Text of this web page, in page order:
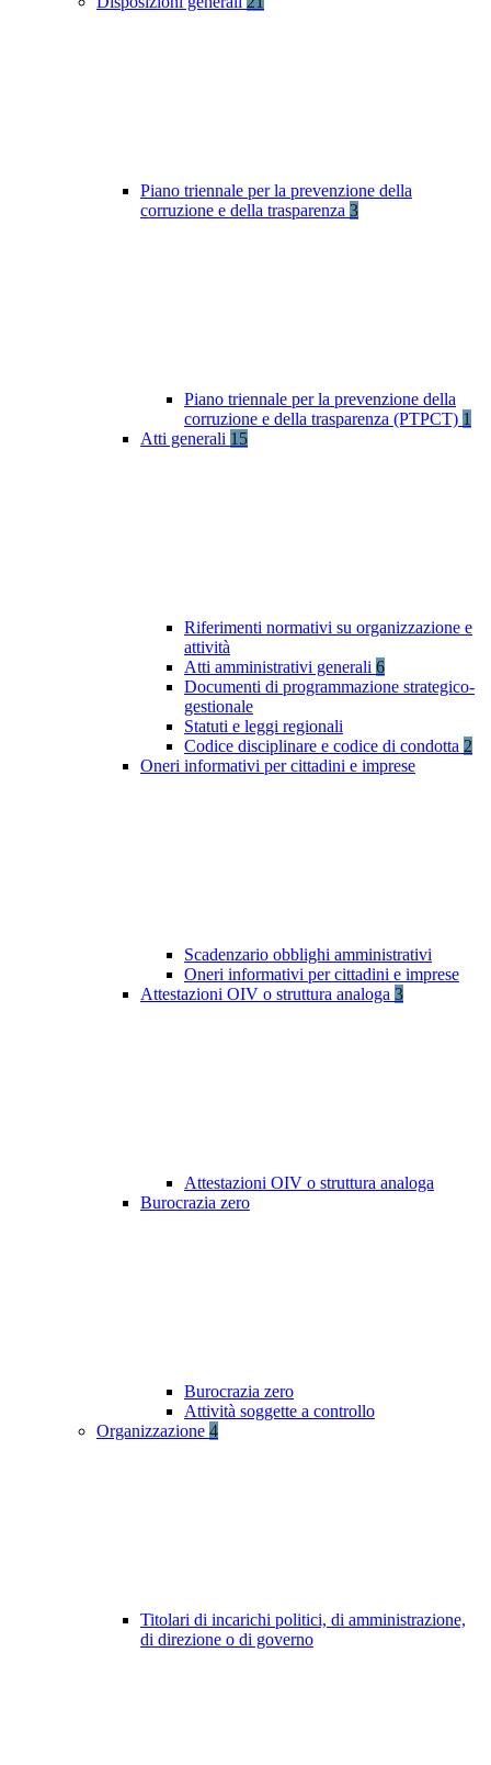
Piano triennale per la prevenzione della
corruzione e della trasparenza 3
Piano triennale per la prevenzione della
corruzione e della trasparenza (PTPCT) 1
Atti generali 15
Riferimenti normativi su organizzazione e
attività
Atti amministrativi generali 6
Documenti di programmazione strategico-
gestionale
Statuti e leggi regionali
Codice disciplinare e codice di condotta 2
Oneri informativi per cittadini e imprese
Scadenzario obblighi amministrativi
Oneri informativi per cittadini e imprese
Attestazioni OIV o struttura analoga 3
Attestazioni OIV o struttura analoga
Burocrazia zero
Burocrazia zero
Attività soggette a controllo
Organizzazione 4
Titolari di incarichi politici, di amministrazione,
di direzione o di governo